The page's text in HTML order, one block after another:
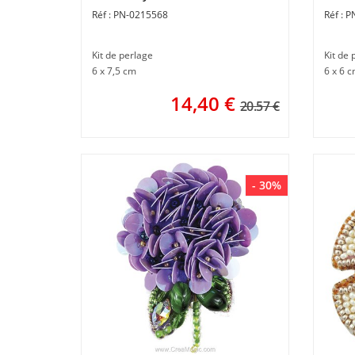
feuilles - Momentos Magicos
PN-0215568
Kit de perlage
6 x 7,5 cm
14,40 € 20.57 €
Kit de
6 x 6
- 30%